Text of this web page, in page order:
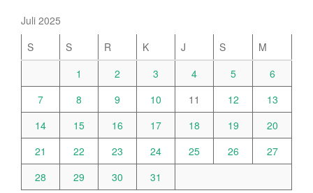
Juli 2025
S
S R K J S
M
1
2 3 4 5
6
7
8 9 10 11 12
13
14
15 16 17 18 19
20
21
22 23 24 25 26
27
28
29 30 31